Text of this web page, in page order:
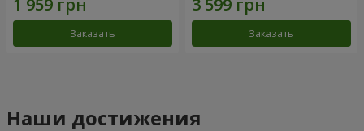
Заказать Заказать
Наши достижения